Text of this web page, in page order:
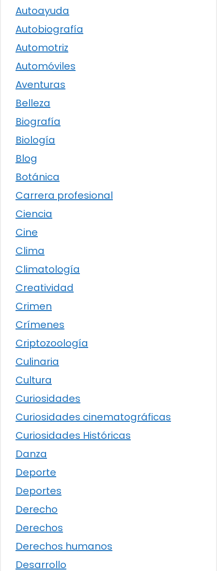
Autoayuda
Autobiografía
Automotriz
Automóviles
Aventuras
Belleza
Biografía
Biología
Blog
Botánica
Carrera profesional
Ciencia
Cine
Clima
Climatología
Creatividad
Crimen
Crímenes
Criptozoología
Culinaria
Cultura
Curiosidades
Curiosidades cinematográficas
Curiosidades Históricas
Danza
Deporte
Deportes
Derecho
Derechos
Derechos humanos
Desarrollo